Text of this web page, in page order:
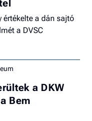
értékelte a dán sajtó
a DVSC
a DKW
Bem